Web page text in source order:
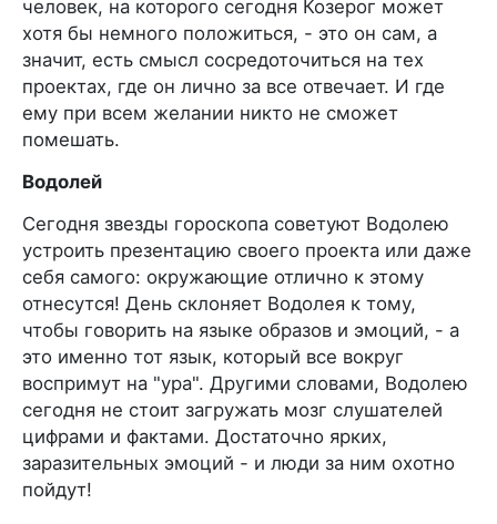
человек, на которого сегодня Козерог может
хотя бы немного положиться, - это он сам, а
значит, есть смысл сосредоточиться на тех
проектах, где он лично за все отвечает. И где
ему при всем желании никто не сможет
помешать.
Водолей
Сегодня звезды гороскопа советуют Водолею
устроить презентацию своего проекта или даже
себя самого: окружающие отлично к этому
отнесутся! День склоняет Водолея к тому,
чтобы говорить на языке образов и эмоций, - а
это именно тот язык, который все вокруг
воспримут на "ура". Другими словами, Водолею
сегодня не стоит загружать мозг слушателей
цифрами и фактами. Достаточно ярких,
заразительных эмоций - и люди за ним охотно
пойдут!